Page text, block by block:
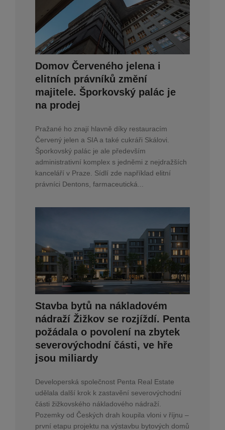
Domov Červeného jelena i
elitních právníků změní
majitele. Šporkovský palác je
na prodej
Pražané ho znají hlavně díky restauracím
Červený jelen a SIA a také cukráři Skálovi.
Šporkovský palác je ale především
administrativní komplex s jedněmi z nejdražších
kanceláří v Praze. Sídlí zde například elitní
právníci Dentons, farmaceutická...
Stavba bytů na nákladovém
nádraží Žižkov se rozjíždí. Penta
požádala o povolení na zbytek
severovýchodní části, ve hře
jsou miliardy
Developerská společnost Penta Real Estate
udělala další krok k zastavění severovýchodní
části žižkovského nákladového nádraží.
Pozemky od Českých drah koupila vloni v říjnu –
první etapu projektu na výstavbu bytových domů